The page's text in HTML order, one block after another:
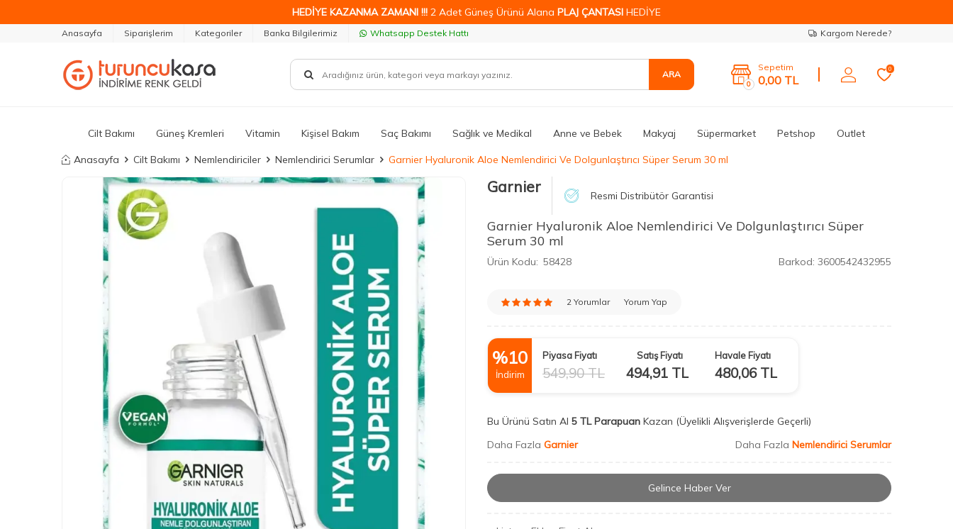
HEDİYE KAZANMA ZAMANI !!! 2 Adet Güneş Ürünü Alana PLAJ ÇANTASI HEDİYE
Anasayfa Siparişlerim Kategoriler Banka Bilgilerimiz Whatsapp Destek Hattı Kargom Nerede?
ARA
0
Sepetim
0,00 TL
0
Cilt Bakımı Güneş Kremleri Vitamin Kişisel Bakım Saç Bakımı Sağlık ve Medikal Anne ve Bebek Makyaj Süpermarket Petshop Outlet
Anasayfa Cilt Bakımı Nemlendiriciler Nemlendirici Serumlar Garnier Hyaluronik Aloe Nemlendirici Ve Dolgunlaştırıcı Süper Serum 30 ml
Garnier Resmi Distribütör Garantisi
Garnier Hyaluronik Aloe Nemlendirici Ve Dolgunlaştırıcı Süper
Serum 30 ml
Ürün Kodu: 58428 Barkod: 3600542432955
2 Yorumlar Yorum Yap
%10
İndirim
Piyasa Fiyatı
549,90TL
Satış Fiyatı
494,91 TL
Havale Fiyatı
480,06TL
Bu Ürünü Satın Al 5 TL Parapuan Kazan (Üyelikli Alışverişlerde Geçerli)
Daha Fazla Garnier Daha Fazla Nemlendirici Serumlar
Gelince Haber Ver